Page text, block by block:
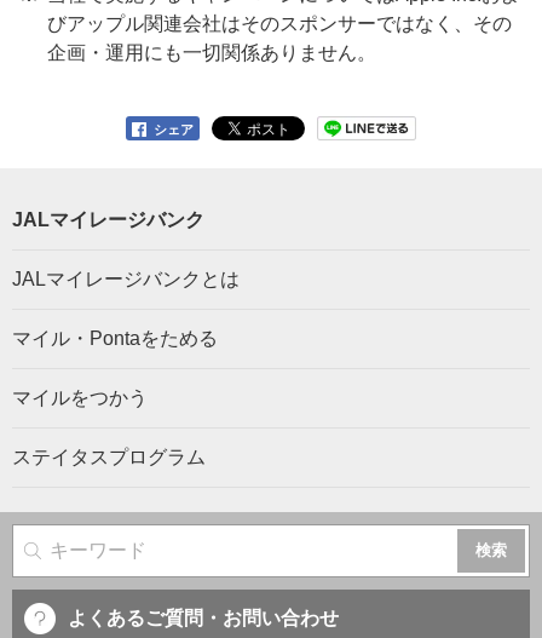
びアップル関連会社はそのスポンサーではなく、その
企画・運用にも一切関係ありません。
シェア
JALマイレージバンク
JALマイレージバンクとは
マイル・Pontaをためる
マイルをつかう
ステイタスプログラム
サイト内検索
よくあるご質問・お問い合わせ